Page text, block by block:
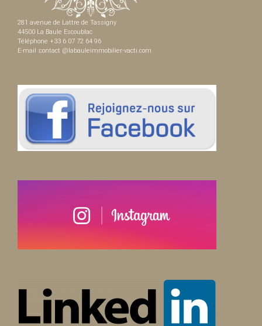
281 avenue de Lattre de Tassigny
44500 La Baule Escoublac
Téléphone +33 6 07 72 64 96
E-mail :contact @labauleimmobilier-vacti.com